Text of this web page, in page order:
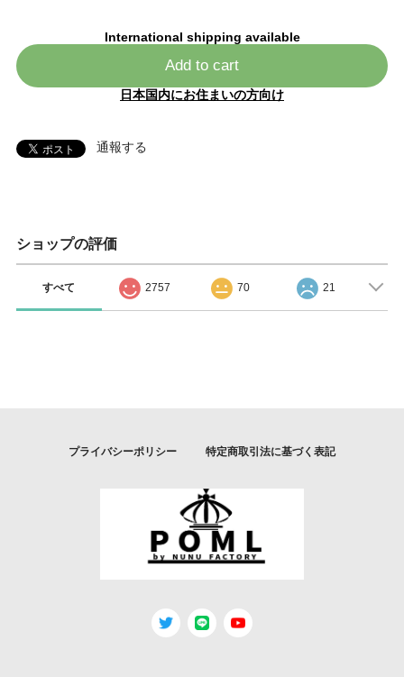
International shipping available
Add to cart
日本国内にお住まいの方向け
通報する
ショップの評価
すべて 2757 70 21
プライバシーポリシー 特定商取引法に基づく表記